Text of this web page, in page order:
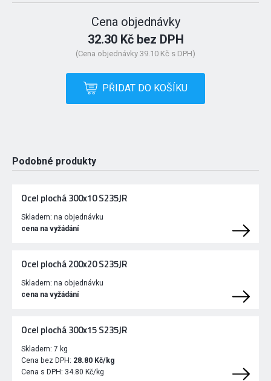
Cena objednávky
32.30 Kč bez DPH
(Cena objednávky 39.10 Kč s DPH)
PŘIDAT DO KOŠÍKU
Podobné produkty
Ocel plochá 300x10 S235JR
Skladem: na objednávku
cena na vyžádání
Ocel plochá 200x20 S235JR
Skladem: na objednávku
cena na vyžádání
Ocel plochá 300x15 S235JR
Skladem: 7 kg
Cena bez DPH: 28.80 Kč/kg
Cena s DPH: 34.80 Kč/kg